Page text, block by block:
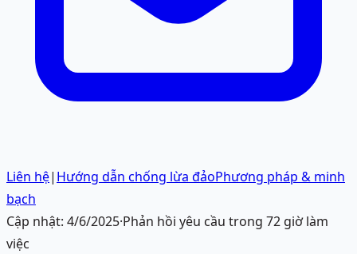
Liên hệ| Hướng dẫn chống lừa đảoPhương pháp & minh
bạch
Cập nhật: 4/6/2025·Phản hồi yêu cầu trong 72 giờ làm
việc